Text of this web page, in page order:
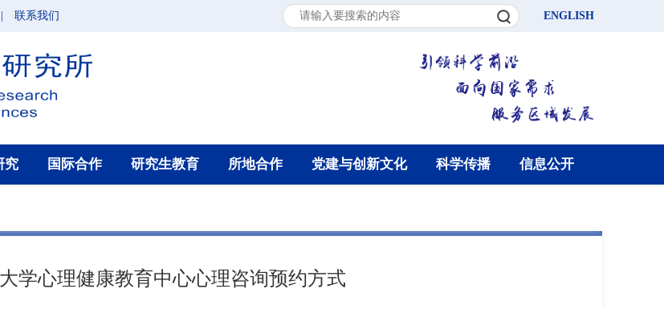
联系我们 ENGLISH
究 国际合作 研究生教育 所地合作 党建与创新文化 科学传播 信息公开
学心理健康教育中心心理咨询预约方式